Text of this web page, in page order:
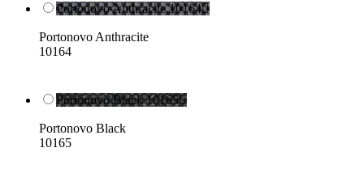
Portonovo Anthracite 10164
Portonovo Anthracite
10164
Portonovo Black 10165
Portonovo Black
10165